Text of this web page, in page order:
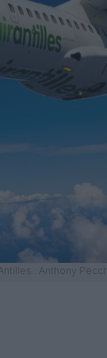
: Anthony Pecchi